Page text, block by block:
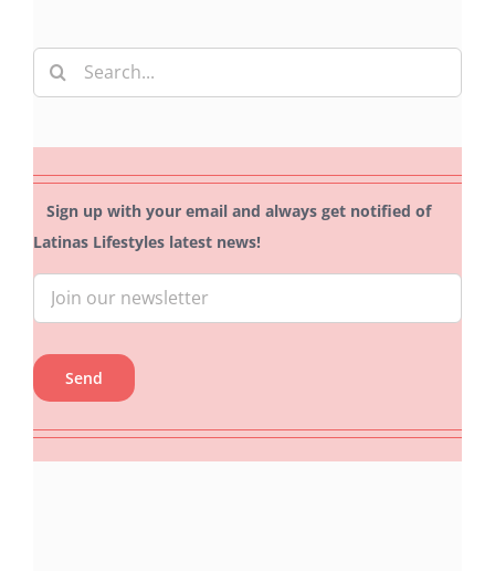
Search
for:
Sign up with your email and always get notified of
Latinas Lifestyles latest news!